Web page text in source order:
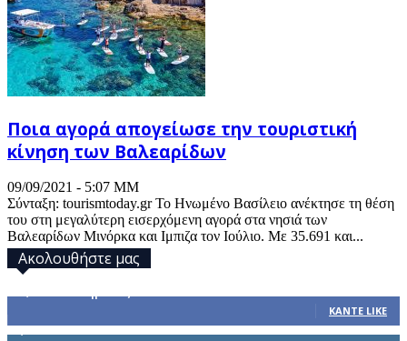
Ποια αγορά απογείωσε την τουριστική
κίνηση των Βαλεαρίδων
09/09/2021 - 5:07 ΜΜ
Σύνταξη: tourismtoday.gr Το Ηνωμένο Βασίλειο ανέκτησε τη θέση
του στη μεγαλύτερη εισερχόμενη αγορά στα νησιά των
Βαλεαρίδων Μινόρκα και Ιμπιζα τον Ιούλιο. Με 35.691 και...
Ακολουθήστε μας
ΚΆΝΤΕ LIKE